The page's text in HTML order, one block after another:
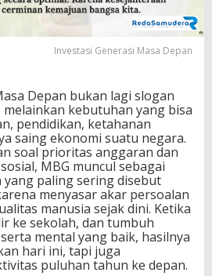
Investasi Generasi Masa Depan
Depan bukan lagi slogan
kebutuhan yang bisa
pendidikan, ketahanan
saing ekonomi suatu negara.
soal prioritas anggaran dan
MBG muncul sebagai
yang paling sering disebut
menyasar akar persoalan
manusia sejak dini. Ketika
ke sekolah, dan tumbuh
mental yang baik, hasilnya
hari ini, tapi juga
puluhan tahun ke depan.